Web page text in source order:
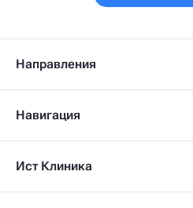
Гастроэнтеролог-гепатолог
Гериатр
Гинеколог
Гирудолог
Дерматовенеролог
Направления
Навигация
Ист Клиника